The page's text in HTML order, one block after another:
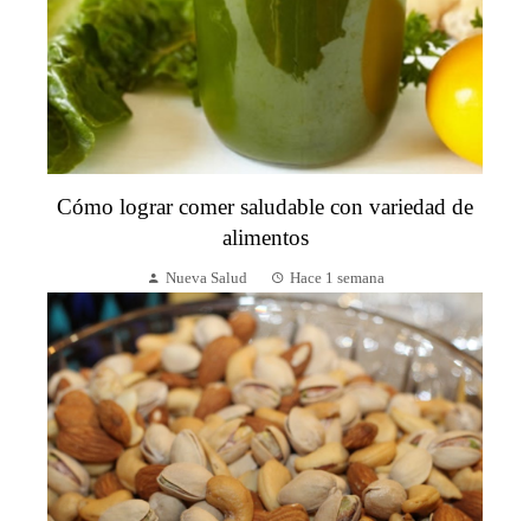
Cómo lograr comer saludable con variedad de
alimentos
Nueva Salud Hace 1 semana